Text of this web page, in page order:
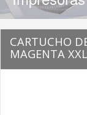
CARTUCHO
MAGENTA XXL